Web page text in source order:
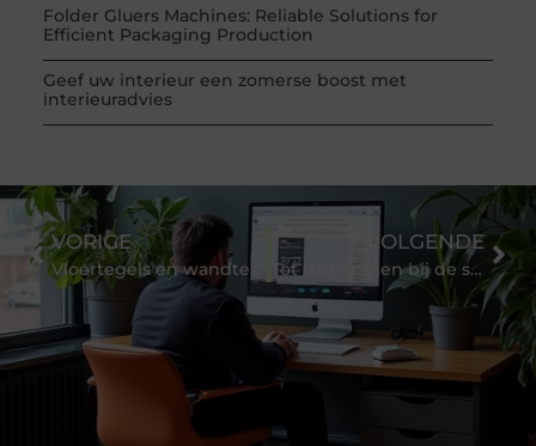
Folder Gluers Machines: Reliable Solutions for
Efficient Packaging Production
Geef uw interieur een zomerse boost met
interieuradvies
VORIGE VOLGENDE
Tot rust komen bij de schoonheidssalon in Apeldoorn